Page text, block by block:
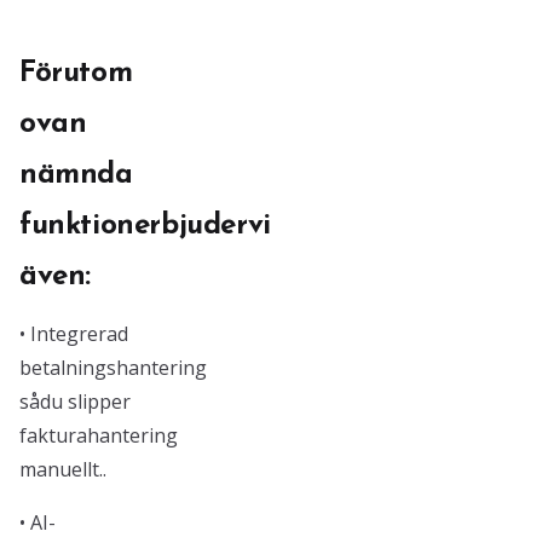
Förutom
ovan
nämnda
funktionerbjudervi
även:
• Integrerad
betalningshantering
sådu slipper
fakturahantering
manuellt..
• AI-